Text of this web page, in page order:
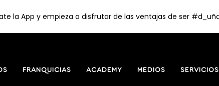
FRANQUICIAS ACADEMY MEDIOS SERVICIOS
la App y empieza a disfrutar de las ventajas de ser